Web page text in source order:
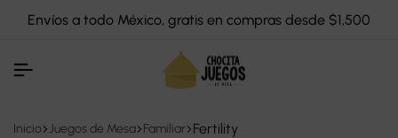
Envíos a todo México, gratis en compras desde $1,500
Inicio Juegos de Mesa Familiar Fertility